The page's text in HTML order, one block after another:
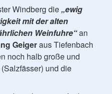
Windberg die„ewig
mit der alten
Weinfuhre“an
Geigeraus Tiefenbach
noch halb große und
und die